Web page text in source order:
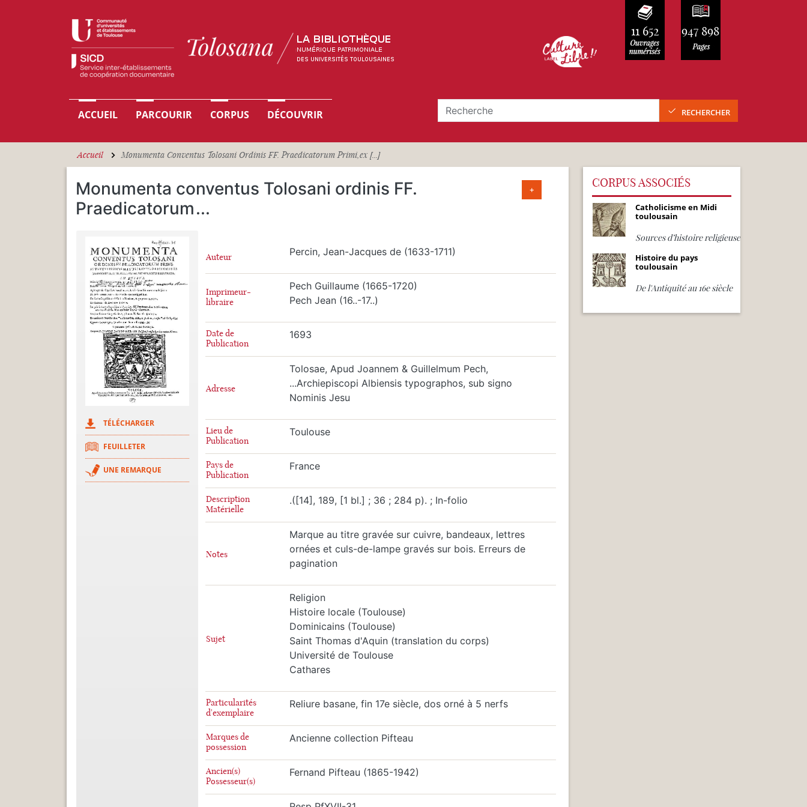
11 652 947 898
Navigation principale
ACCUEIL PARCOURIR CORPUS DÉCOUVRIR RECHERCHER
Accueil Monumenta Conventus Tolosani Ordinis FF. Praedicatorum Primi,ex [...]
Monumenta conventus Tolosani ordinis FF.
Praedicatorum...
+
TÉLÉCHARGER
FEUILLETER
UNE REMARQUE
Auteur Percin, Jean-Jacques de (1633-1711)
Imprimeur-
libraire
Pech Guillaume (1665-1720)
Pech Jean (16..-17..)
Date de
Publication
1693
Adresse
Tolosae, Apud Joannem & Guillelmum Pech,
...Archiepiscopi Albiensis typographos, sub signo
Nominis Jesu
Lieu de
Publication
Toulouse
Pays de
Publication
France
Description
Matérielle
.([14], 189, [1 bl.] ; 36 ; 284 p). ; In-folio
Notes
Marque au titre gravée sur cuivre, bandeaux, lettres
ornées et culs-de-lampe gravés sur bois. Erreurs de
pagination
Sujet
Religion
Histoire locale (Toulouse)
Dominicains (Toulouse)
Saint Thomas d'Aquin (translation du corps)
Université de Toulouse
Cathares
Particularités
d'exemplaire
Reliure basane, fin 17e siècle, dos orné à 5 nerfs
Marques de
possession
Ancienne collection Pifteau
Ancien(s)
Possesseur(s)
Fernand Pifteau (1865-1942)
CORPUS ASSOCIÉS
Catholicisme en Midi
toulousain
Sources d’histoire religieuse
Histoire du pays
toulousain
De l'Antiquité au 16e siècle